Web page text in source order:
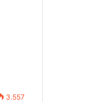
3.557